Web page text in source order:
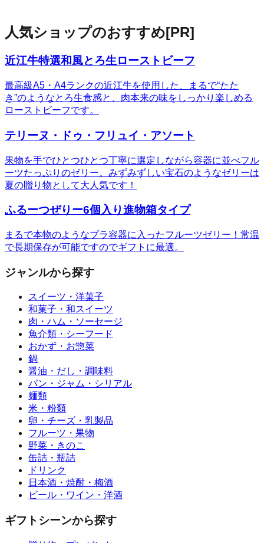
人気ショップのおすすめ[PR]
近江牛特選和風とろ生ローストビーフ
最高級A5・A4ランクの近江牛を使用した、まるで“たた
き”のようなとろ生食感と、肉本来の味をしっかり楽しめる
ローストビーフです。
テリーヌ・ドゥ・フリュイ・アソート
果物を手でひとつひとつ丁寧に選定しながら容器に並べフル
ーツたっぷりのゼリー。みずみずしい宝石のようなゼリーは
夏の贈り物として大人気です！
ふるーつぜりー6個入り進物箱タイプ
まるで本物のようなプラ容器に入ったフルーツゼリー！常温
で長期保存が可能ですのでギフトに最適。
ジャンルから探す
スイーツ・洋菓子
和菓子・和スイーツ
肉・ハム・ソーセージ
魚介類・シーフード
おかず・お惣菜
鍋
醤油・だし・調味料
パン・ジャム・シリアル
麺類
米・粉類
卵・チーズ・乳製品
フルーツ・果物
野菜・きのこ
缶詰・瓶詰
ドリンク
日本酒・焼酎・梅酒
ビール・ワイン・洋酒
ギフトシーンから探す